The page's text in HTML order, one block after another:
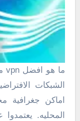
ما هو افضل vpn مجاني للايفون والأندرويد ..؟ تم ابتكار
الشبكات
اماكن جغرافية
المحليه.